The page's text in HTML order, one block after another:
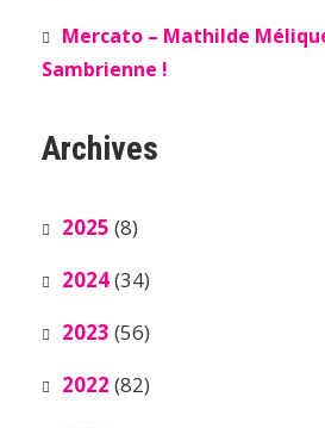
Mercato – Mathilde
Sambrienne !
Archives
2025 (8)
2024(34)
2023 (56)
2022 (82)